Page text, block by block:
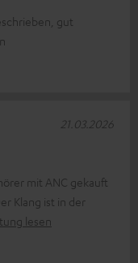
gut
mit ANC gekauft
Klang ist in der
lesen
21.03.2026